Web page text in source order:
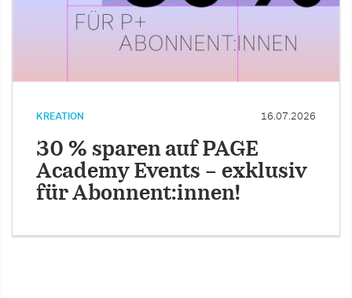
KREATION 16.07.2026
30 % sparen auf PAGE
Academy Events – exklusiv
für Abonnent:innen!